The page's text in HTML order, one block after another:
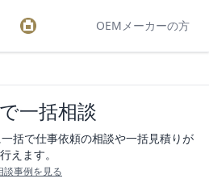
OEMメーカーの方
一括相談
括で仕事依頼の相談や一括見積りが
行えます。
談事例を見る